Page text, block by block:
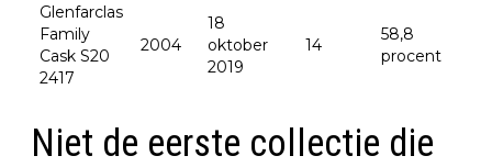
Glenfarclas
Family
Cask S20
2417
2004
18
oktober
2019
14
58,8
procent
Niet de eerste collectie die